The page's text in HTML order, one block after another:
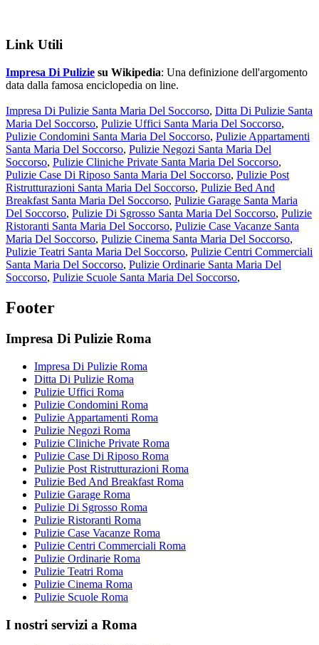
Link Utili
Impresa Di Pulizie su Wikipedia: Una definizione dell'argomento
data dalla famosa enciclopedia on line.
Impresa Di Pulizie Santa Maria Del Soccorso, Ditta Di Pulizie Santa
Maria Del Soccorso, Pulizie Uffici Santa Maria Del Soccorso,
Pulizie Condomini Santa Maria Del Soccorso, Pulizie Appartamenti
Santa Maria Del Soccorso, Pulizie Negozi Santa Maria Del
Soccorso, Pulizie Cliniche Private Santa Maria Del Soccorso,
Pulizie Case Di Riposo Santa Maria Del Soccorso, Pulizie Post
Ristrutturazioni Santa Maria Del Soccorso, Pulizie Bed And
Breakfast Santa Maria Del Soccorso, Pulizie Garage Santa Maria
Del Soccorso, Pulizie Di Sgrosso Santa Maria Del Soccorso, Pulizie
Ristoranti Santa Maria Del Soccorso, Pulizie Case Vacanze Santa
Maria Del Soccorso, Pulizie Cinema Santa Maria Del Soccorso,
Pulizie Teatri Santa Maria Del Soccorso, Pulizie Centri Commerciali
Santa Maria Del Soccorso, Pulizie Ordinarie Santa Maria Del
Soccorso, Pulizie Scuole Santa Maria Del Soccorso,
Footer
Impresa Di Pulizie Roma
Impresa Di Pulizie Roma
Ditta Di Pulizie Roma
Pulizie Uffici Roma
Pulizie Condomini Roma
Pulizie Appartamenti Roma
Pulizie Negozi Roma
Pulizie Cliniche Private Roma
Pulizie Case Di Riposo Roma
Pulizie Post Ristrutturazioni Roma
Pulizie Bed And Breakfast Roma
Pulizie Garage Roma
Pulizie Di Sgrosso Roma
Pulizie Ristoranti Roma
Pulizie Case Vacanze Roma
Pulizie Centri Commerciali Roma
Pulizie Ordinarie Roma
Pulizie Teatri Roma
Pulizie Cinema Roma
Pulizie Scuole Roma
I nostri servizi a Roma